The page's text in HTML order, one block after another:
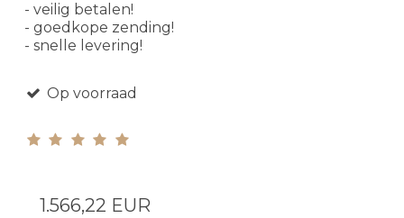
- veilig betalen!
- goedkope zending!
- snelle levering!
Op voorraad
1.566,22 EUR